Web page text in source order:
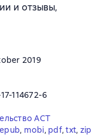
и отзывы,
2019
114672-6
АСТ
, mobi, pdf, txt, zip